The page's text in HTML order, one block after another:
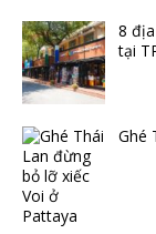
8
tại
Ghé